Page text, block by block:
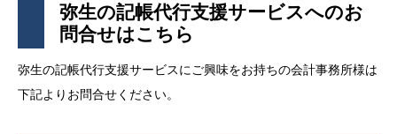
弥生の記帳代行支援サービスへのお
問合せはこちら
弥生の記帳代行支援サービスにご興味をお持ちの会計事務所様は
下記よりお問合せください。